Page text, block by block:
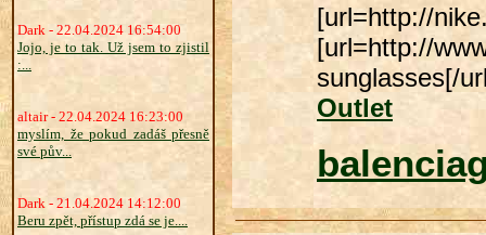
Dark - 22.04.2024 16:54:00
Jojo, je to tak. Už jsem to zjistil
:...
altair - 22.04.2024 16:23:00
myslím, že pokud zadáš přesně
své pův...
Dark - 21.04.2024 14:12:00
Beru zpět, přístup zdá se je....
[url=http://
[url=http://
sunglasses[/
Outlet